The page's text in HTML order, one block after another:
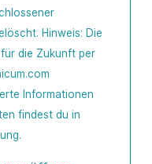
Hinweis: Die
die Zukunft per
Informationen
findest du in